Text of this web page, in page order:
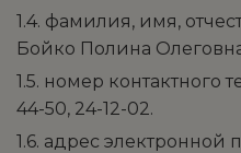
1.4. фамилия, имя,
Бойко Полина
1.5. номер контактного
44-50, 24-12-02.
1.6. адрес электронной